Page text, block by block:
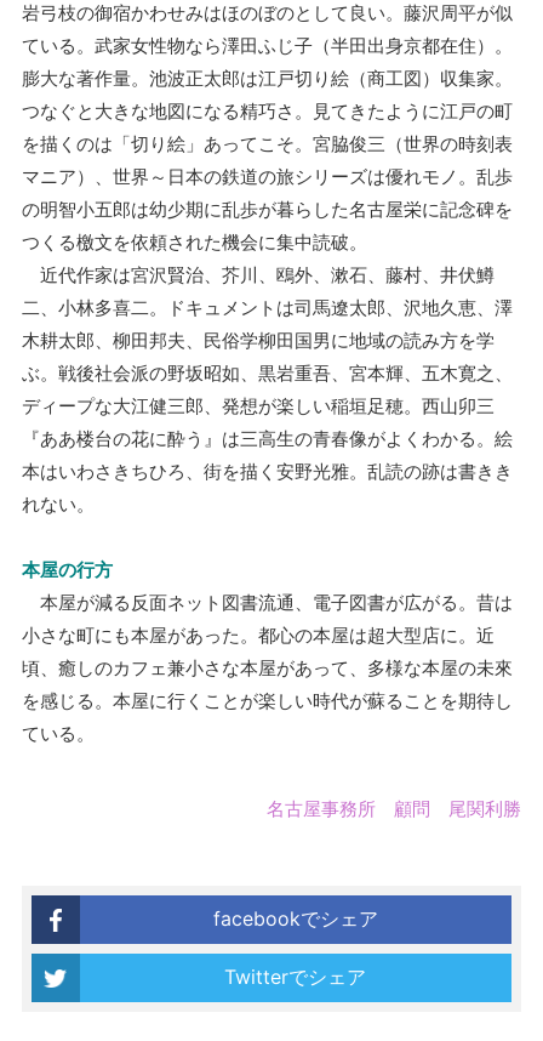
岩弓枝の御宿かわせみはほのぼのとして良い。藤沢周平が似
ている。武家女性物なら澤田ふじ子（半田出身京都在住）。
膨大な著作量。池波正太郎は江戸切り絵（商工図）収集家。
つなぐと大きな地図になる精巧さ。見てきたように江戸の町
を描くのは「切り絵」あってこそ。宮脇俊三（世界の時刻表
マニア）、世界～日本の鉄道の旅シリーズは優れモノ。乱歩
の明智小五郎は幼少期に乱歩が暮らした名古屋栄に記念碑を
つくる檄文を依頼された機会に集中読破。
近代作家は宮沢賢治、芥川、鴎外、漱石、藤村、井伏鱒
二、小林多喜二。ドキュメントは司馬遼太郎、沢地久恵、澤
木耕太郎、柳田邦夫、民俗学柳田国男に地域の読み方を学
ぶ。戦後社会派の野坂昭如、黒岩重吾、宮本輝、五木寛之、
ディープな大江健三郎、発想が楽しい稲垣足穂。西山卯三
『ああ楼台の花に酔う』は三高生の青春像がよくわかる。絵
本はいわさきちひろ、街を描く安野光雅。乱読の跡は書きき
れない。
本屋の行方
本屋が減る反面ネット図書流通、電子図書が広がる。昔は
小さな町にも本屋があった。都心の本屋は超大型店に。近
頃、癒しのカフェ兼小さな本屋があって、多様な本屋の未來
を感じる。本屋に行くことが楽しい時代が蘇ることを期待し
ている。
名古屋事務所 顧問 尾関利勝
facebookでシェア
Twitterでシェア